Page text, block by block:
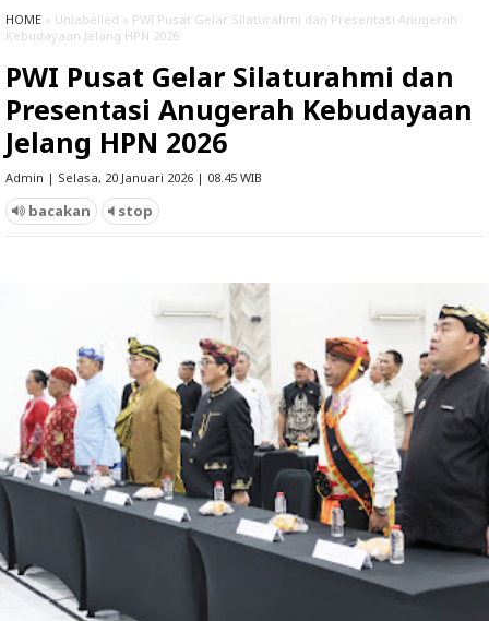
HOME » Unlabelled » PWI Pusat Gelar Silaturahmi dan Presentasi Anugerah
Kebudayaan Jelang HPN 2026
PWI Pusat Gelar Silaturahmi dan
Presentasi Anugerah Kebudayaan
Jelang HPN 2026
Admin | Selasa, 20 Januari 2026 | 08.45 WIB
bacakan stop